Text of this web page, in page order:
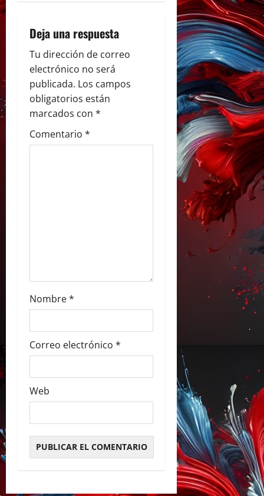
i
ó
n
d
e
d
a
s
Deja una respuesta
Tu dirección de correo
electrónico no será
publicada. Los campos
obligatorios están
marcados con *
Comentario *
Nombre*
Correo electrónico *
Web